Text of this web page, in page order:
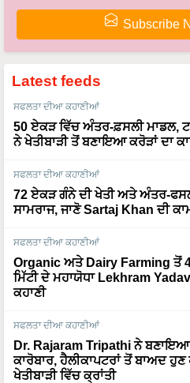
Subscribe
Latest feeds
ਸਫਲਤਾ ਦੀਆ ਕਹਾਣੀਆਂ
50 ਏਕੜ ਵਿੱਚ ਅੰਤਰ-ਫ਼ਸਲੀ ਮਾਡਲ,
ਨੇ ਖੇਤੀਬਾੜੀ ਤੋਂ ਬਣਾਇਆ ਕਰੋੜਾਂ ਦਾ
ਸਫਲਤਾ ਦੀਆ ਕਹਾਣੀਆਂ
72 ਏਕੜ ਗੰਨੇ ਦੀ ਖੇਤੀ ਅਤੇ ਅੰਤਰ-
ਸਾਮਰਾਜ, ਜਾਣੋ Sartaj Khan ਦੀ
ਸਫਲਤਾ ਦੀਆ ਕਹਾਣੀਆਂ
Organic ਅਤੇ Dairy Farming ਤੋਂ
ਮਿੱਟੀ ਦੇ ਮਹਾਯੋਧਾ Lekhram
ਕਹਾਣੀ
ਸਫਲਤਾ ਦੀਆ ਕਹਾਣੀਆਂ
Dr. Rajaram Tripathi ਨੇ ਬਣਾਇਆ
ਕਾਰੋਬਾਰ, ਹੈਲੀਕਾਪਟਰਾਂ ਤੋਂ ਬਾਅਦ
ਖੇਤੀਬਾੜੀ ਵਿੱਚ ਕ੍ਰਾਂਤੀ